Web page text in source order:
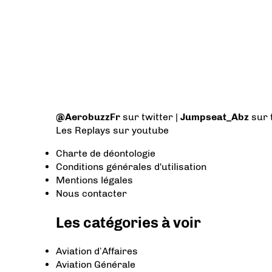
@AerobuzzFr sur twitter | Jumpseat_Abz sur
Les Replays sur youtube
Charte de déontologie
Conditions générales d'utilisation
Mentions légales
Nous contacter
Les catégories à voir
Aviation d’Affaires
Aviation Générale